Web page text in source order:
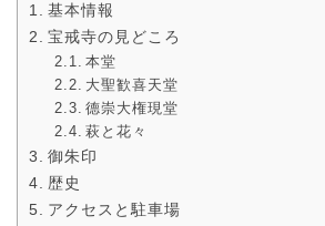
基本情報
宝戒寺の見どころ
本堂
大聖歓喜天堂
德崇大権現堂
萩と花々
御朱印
歴史
アクセスと駐車場